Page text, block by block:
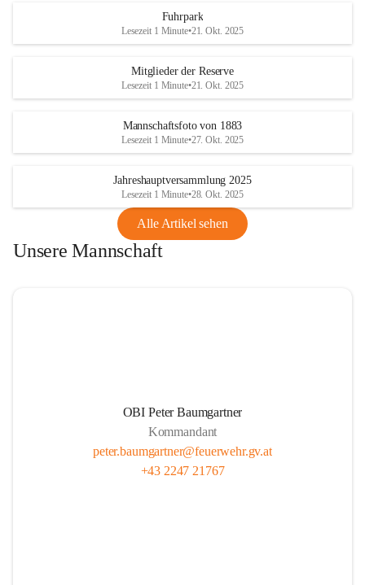
a
Fuhrpark
Lesezeit 1 Minute•21. Okt. 2025
Mitglieder der Reserve
Lesezeit 1 Minute•21. Okt. 2025
Mannschaftsfoto von 1883
Lesezeit 1 Minute•27. Okt. 2025
Jahreshauptversammlung 2025
Lesezeit 1 Minute•28. Okt. 2025
Alle Artikel sehen
Unsere Mannschaft
OBI Peter Baumgartner
Kommandant
peter.baumgartner@feuerwehr.gv.at
+43 2247 21767